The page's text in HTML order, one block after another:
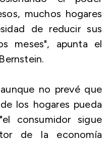
muchos hogares
de reducir sus
meses", apunta el
no prevé que
los hogares pueda
consumidor sigue
de la economía